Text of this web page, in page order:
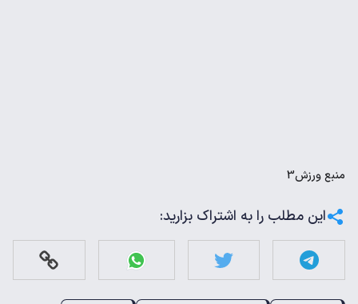
منبعورزش3
این مطلب را به اشتراک بزارید: